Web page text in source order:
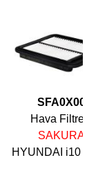
SFA0X00
Hava Filtresi
SAKURA
HYUNDAI i10 08-